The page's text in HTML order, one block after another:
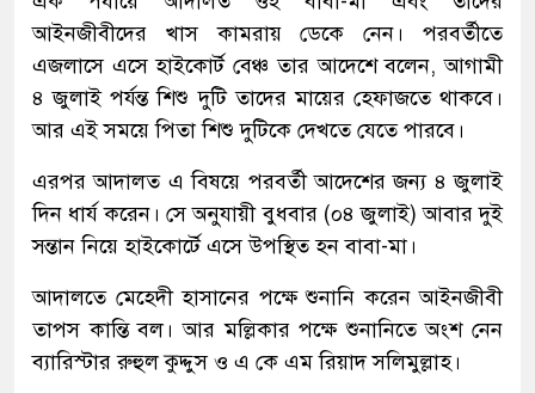
আইনজীবীদের খাস কামরায় ডেকে নেন। পরবর্তীতে
এজলাসে এসে হাইকোর্ট বেঞ্চ তার আদেশে বলেন, আগামী
৪ জুলাই পর্যন্ত শিশু দুটি তাদের মায়ের হেফাজতে থাকবে।
আর এই সময়ে পিতা শিশু দুটিকে দেখতে যেতে পারবে।
এরপর আদালত এ বিষয়ে পরবর্তী আদেশের জন্য ৪ জুলাই
দিন ধার্য করেন। সে অনুযায়ী বুধবার (০৪ জুলাই) আবার দুই
সন্তান নিয়ে হাইকোর্টে এসে উপস্থিত হন বাবা-মা।
আদালতে মেহেদী হাসানের পক্ষে শুনানি করেন আইনজীবী
তাপস কান্তি বল। আর মল্লিকার পক্ষে শুনানিতে অংশ নেন
ব্যারিস্টার রুহুল কুদ্দুস ও এ কে এম রিয়াদ সলিমুল্লাহ।